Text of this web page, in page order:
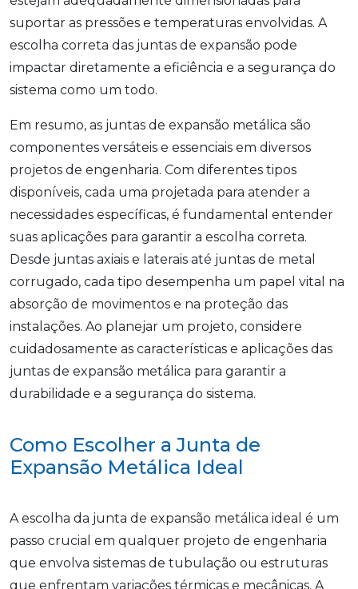
suportar as pressões e temperaturas envolvidas. A
escolha correta das juntas de expansão pode
impactar diretamente a eficiência e a segurança do
sistema como um todo.
Em resumo, as juntas de expansão metálica são
componentes versáteis e essenciais em diversos
projetos de engenharia. Com diferentes tipos
disponíveis, cada uma projetada para atender a
necessidades específicas, é fundamental entender
suas aplicações para garantir a escolha correta.
Desde juntas axiais e laterais até juntas de metal
corrugado, cada tipo desempenha um papel vital na
absorção de movimentos e na proteção das
instalações. Ao planejar um projeto, considere
cuidadosamente as características e aplicações das
juntas de expansão metálica para garantir a
durabilidade e a segurança do sistema.
Como Escolher a Junta de
Expansão Metálica Ideal
A escolha da junta de expansão metálica ideal é um
passo crucial em qualquer projeto de engenharia
que envolva sistemas de tubulação ou estruturas
que enfrentam variações térmicas e mecânicas. A